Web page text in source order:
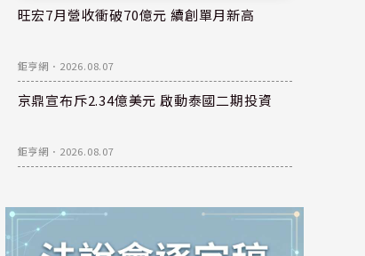
旺宏7月營收衝破70億元 續創單月新高
鉅亨網 ． 2026.08.07
京鼎宣布斥2.34億美元 啟動泰國二期投資
鉅亨網 ． 2026.08.07